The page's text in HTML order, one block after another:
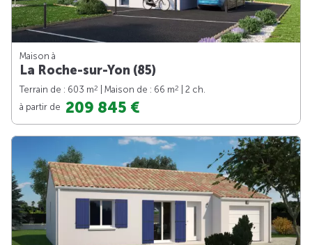
Maison à
La Roche-sur-Yon (85)
Terrain de : 603 m2 | Maison de : 66 m2
| 2 ch.
à partir de 209 845 €